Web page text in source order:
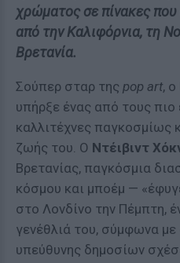
χρώματος σε πίνακες που
από την Καλιφόρνια, τη
Βρετανία.
Σούπερ σταρ της pop art,
υπήρξε ένας από τους πιο
καλλιτέχνες παγκοσμίως
ζωής του. Ο Ντέιβιντ
Βρετανίας, παγκόσμια
κόσμου και μποέμ —
στο Λονδίνο την Πέμπτη,
γενέθλιά του, σύμφωνα
υπεύθυνης δημοσίων